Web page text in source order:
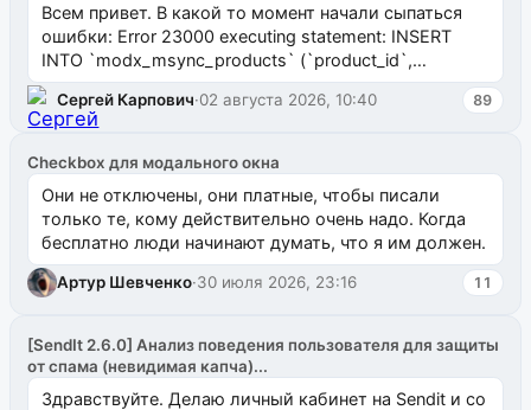
Всем привет. В какой то момент начали сыпаться
ошибки: Error 23000 executing statement: INSERT
INTO `modx_msync_products` (`product_id`,
`uuid_1c`) VALUES ...
Сергей Карпович·02 августа 2026, 10:40 89
Checkbox для модального окна
Они не отключены, они платные, чтобы писали
только те, кому действительно очень надо. Когда
бесплатно люди начинают думать, что я им должен.
Артур Шевченко·30 июля 2026, 23:16 11
[SendIt 2.6.0] Анализ поведения пользователя для защиты
от спама (невидимая капча)...
Здравствуйте. Делаю личный кабинет на Sendit и со